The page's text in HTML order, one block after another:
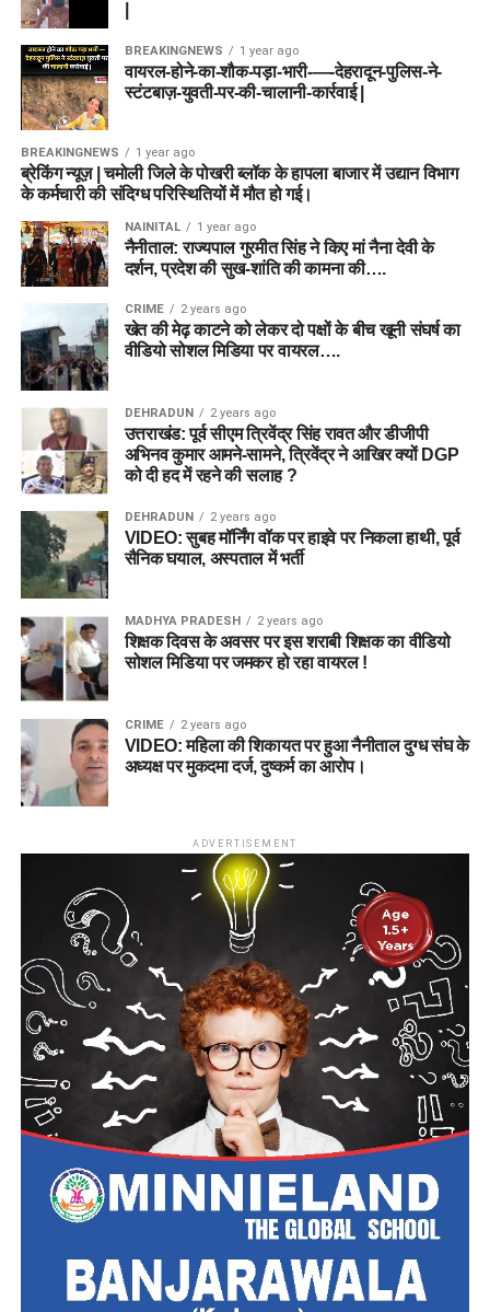
BREAKINGNEWS 1 year ago
वायरल-होने-का-शौक-पड़ा-भारी-—-देहरादून-पुलिस-ने-
स्टंटबाज़-युवती-पर-की-चालानी-कार्रवाई |
BREAKINGNEWS 1 year ago
ब्रेकिंग न्यूज़ | चमोली जिले के पोखरी ब्लॉक के हापला बाजार में उद्यान विभाग
के कर्मचारी की संदिग्ध परिस्थितियों में मौत हो गई।
NAINITAL 1 year ago
नैनीताल: राज्यपाल गुरमीत सिंह ने किए मां नैना देवी के
दर्शन, प्रदेश की सुख-शांति की कामना की….
CRIME 2 years ago
खेत की मेढ़ काटने को लेकर दो पक्षों के बीच खूनी संघर्ष का
वीडियो सोशल मिडिया पर वायरल….
DEHRADUN 2 years ago
उत्तराखंड: पूर्व सीएम त्रिवेंद्र सिंह रावत और डीजीपी
अभिनव कुमार आमने-सामने, त्रिवेंद्र ने आखिर क्यों DGP
को दी हद में रहने की सलाह ?
DEHRADUN 2 years ago
VIDEO: सुबह मॉर्निंग वॉक पर हाइवे पर निकला हाथी, पूर्व
सैनिक घयाल, अस्पताल में भर्ती
MADHYA PRADESH 2 years ago
शिक्षक दिवस के अवसर पर इस शराबी शिक्षक का वीडियो
सोशल मिडिया पर जमकर हो रहा वायरल !
CRIME 2 years ago
VIDEO: महिला की शिकायत पर हुआ नैनीताल दुग्ध संघ के
अध्यक्ष पर मुकदमा दर्ज, दुष्कर्म का आरोप।
ADVERTISEMENT